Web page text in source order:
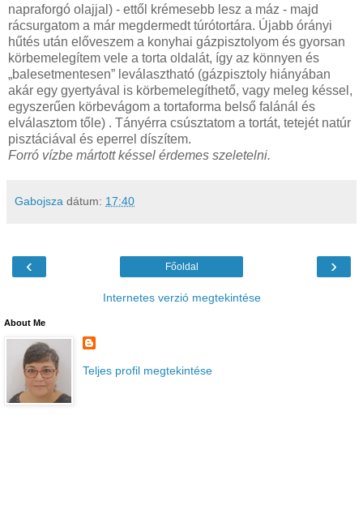
napraforgó olajjal) - ettől krémesebb lesz a máz - majd
rácsurgatom a már megdermedt túrótortára. Újabb órányi
hűtés után előveszem a konyhai gázpisztolyom és gyorsan
körbemelegítem vele a torta oldalát, így az könnyen és
„balesetmentesen” leválasztható (gázpisztoly hiányában
akár egy gyertyával is körbemelegíthető, vagy meleg késsel,
egyszerűen körbevágom a tortaforma belső falánál és
elválasztom tőle) . Tányérra csúsztatom a tortát, tetejét natúr
pisztáciával és eperrel díszítem.
Forró vízbe mártott késsel érdemes szeletelni.
Gabojsza dátum: 17:40
‹ ›
Főoldal
Internetes verzió megtekintése
About Me
Teljes profil megtekintése